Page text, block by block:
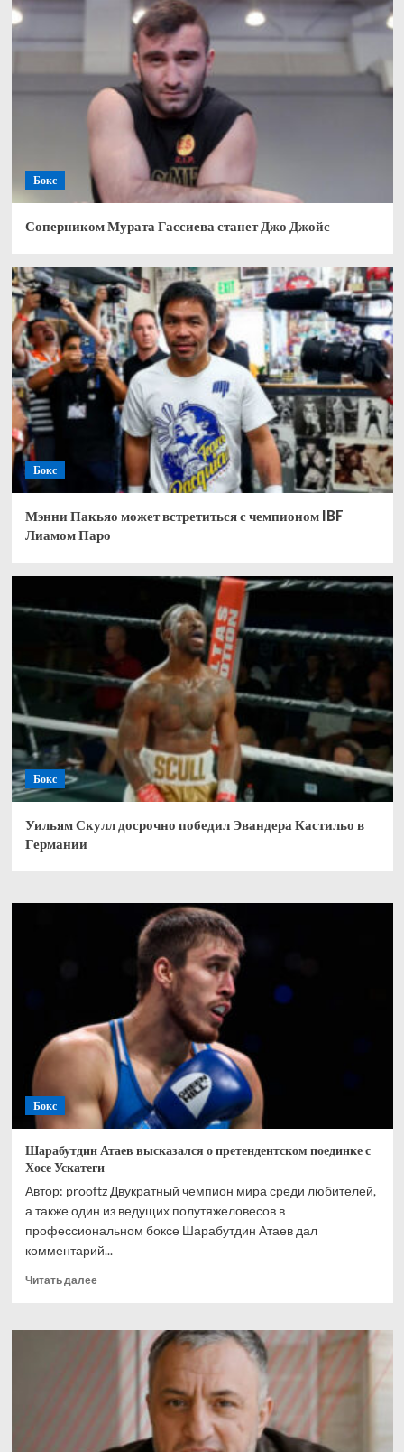
Бокс
Соперником Мурата Гассиева станет Джо Джойс
Бокс
Мэнни Пакьяо может встретиться с чемпионом IBF
Лиамом Паро
Бокс
Уильям Скулл досрочно победил Эвандера Кастильо в
Германии
Бокс
Шарабутдин Атаев высказался о претендентском поединке с
Хосе Ускатеги
Автор: prooftz Двукратный чемпион мира среди любителей,
а также один из ведущих полутяжеловесов в
профессиональном боксе Шарабутдин Атаев дал
комментарий...
Читать далееПрочитать
Шарабутдин
высказался
претендентском
Хосе